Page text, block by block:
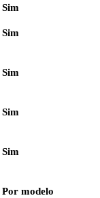
Sim
Sim
Sim
Sim
Sim
Por modelo